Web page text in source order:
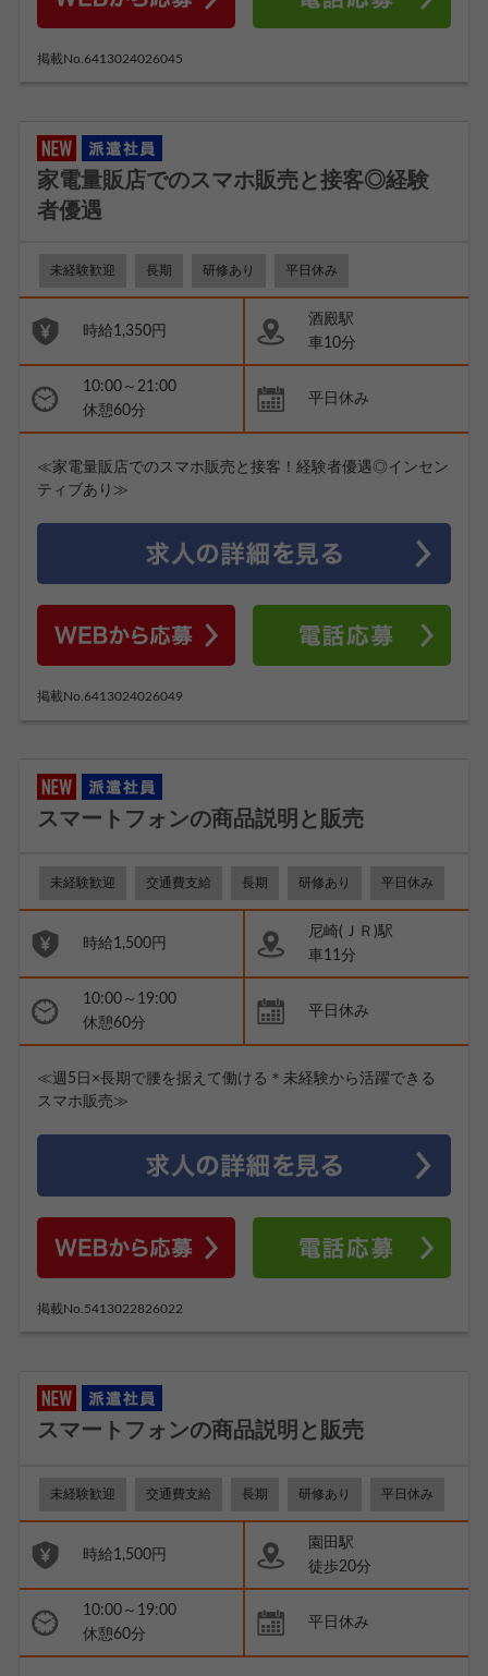
掲載No.6413024026045
家電量販店でのスマホ販売と接客◎経験
者優遇
未経験歓迎 長期 研修あり 平日休み
時給1,350円
酒殿駅
車10分
10:00～21:00
休憩60分
平日休み
≪家電量販店でのスマホ販売と接客！経験者優遇◎インセン
ティブあり≫
掲載No.6413024026049
スマートフォンの商品説明と販売
未経験歓迎 交通費支給 長期 研修あり 平日休み
時給1,500円
尼崎(ＪＲ)駅
車11分
10:00～19:00
休憩60分
平日休み
≪週5日×長期で腰を据えて働ける＊未経験から活躍できる
スマホ販売≫
掲載No.5413022826022
スマートフォンの商品説明と販売
未経験歓迎 交通費支給 長期 研修あり 平日休み
時給1,500円
園田駅
徒歩20分
10:00～19:00
休憩60分
平日休み